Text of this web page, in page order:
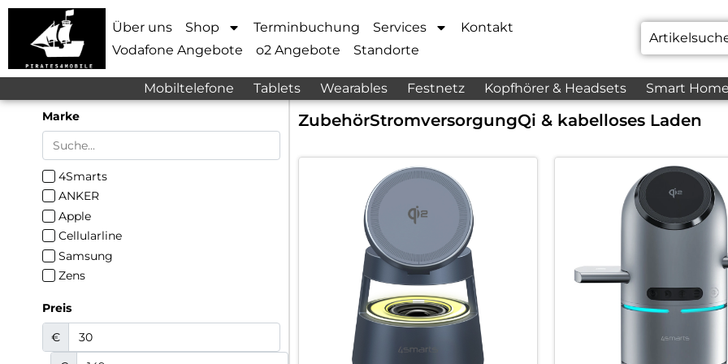
Über uns Shop Terminbuchung Services
Kontakt
Vodafone Angebote
o2 Angebote Standorte
Mobiltelefone Tablets Wearables Festnetz Kopfhörer & Headsets Smart Home
Marke
4Smarts
ANKER
Apple
Cellularline
Samsung
Zens
Preis
€
ZubehörStromversorgungQi & kabelloses Laden